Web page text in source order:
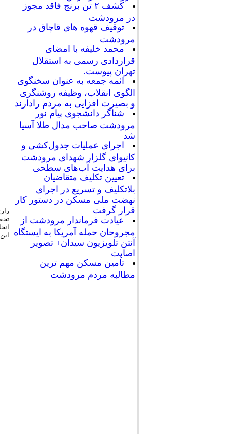
کشف ۲ تن برنج فاقد مجوز
در مرودشت
توقیف قهوه های قاچاق در
مرودشت
محمد خلیفه با امضای
قراردادی رسمی به استقلال
تهران پیوست.
ائمه جمعه به عنوان سخنگوی
الگوی انقلاب، وظیفه روشنگری
و بصیرت افزایی به مردم رادارند
شناگر دانشجوی پیام نور
مرودشت صاحب مدال طلا آسیا
شد
اجرای عملیات جدول‌کشی و
کانیوای گلزار شهدای مرودشت
برای هدایت آب‌های سطحی
تعیین تکلیف متقاضیان
بلاتکلیف و تسریع در اجرای
نهضت ملی مسکن در دستور کار
قرار گرفت
عیادت فرماندار مرودشت از
مجروحان حمله آمریکا به ایستگاه
آنتن تلویزیون سیدان+ تصویر
اصابت
تأمین مسکن مهم ترین
مطالبه مردم مرودشت